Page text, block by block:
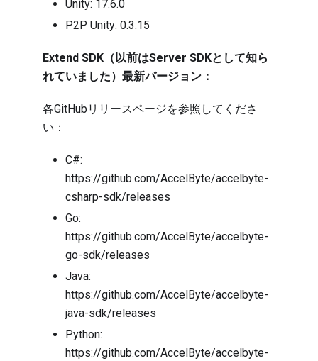
Unity: 17.6.0
P2P Unity: 0.3.15
Extend SDK（以前はServer SDKとして知ら
れていました）最新バージョン：
各GitHubリリースページを参照してくださ
い：
C#:
https://github.com/AccelByte/accelbyte-
csharp-sdk/releases
Go:
https://github.com/AccelByte/accelbyte-
go-sdk/releases
Java:
https://github.com/AccelByte/accelbyte-
java-sdk/releases
Python:
https://github.com/AccelByte/accelbyte-